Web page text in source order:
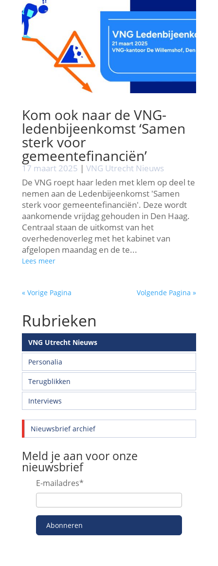
Kom ook naar de VNG-
ledenbijeenkomst ‘Samen
sterk voor
gemeentefinanciën’
17 maart 2025 | VNG Utrecht Nieuws
De VNG roept haar leden met klem op deel te
nemen aan de Ledenbijeenkomst 'Samen
sterk voor gemeentefinanciën'. Deze wordt
aankomende vrijdag gehouden in Den Haag.
Centraal staan de uitkomst van het
overhedenoverleg met het kabinet van
afgelopen maandag en de te...
Lees meer
« Vorige Pagina Volgende Pagina »
Rubrieken
VNG Utrecht Nieuws
Personalia
Terugblikken
Interviews
Nieuwsbrief archief
Meld je aan voor onze
nieuwsbrief
E-mailadres*
Abonneren